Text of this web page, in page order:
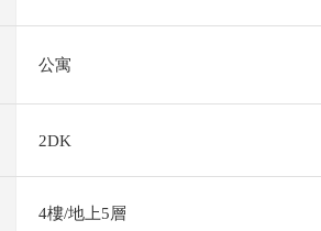
公寓
2DK
4樓/地上5層